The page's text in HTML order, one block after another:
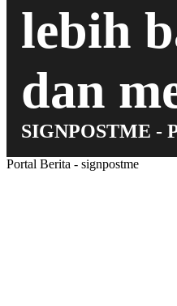
lebih
dan
SIGNPOSTME -
Portal Berita - signpostme